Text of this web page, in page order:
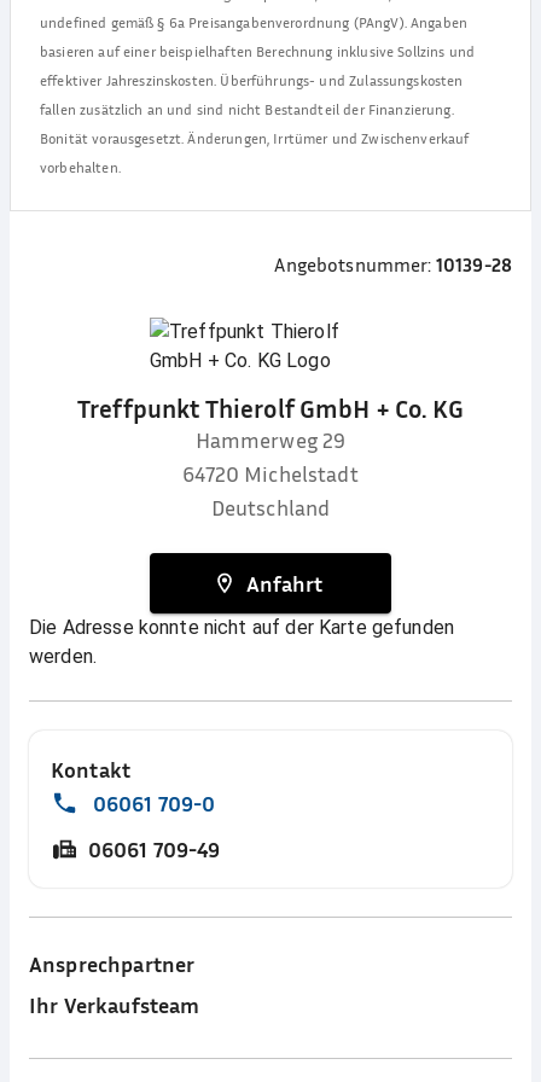
undefined gemäß § 6a Preisangabenverordnung (PAngV). Angaben
basieren auf einer beispielhaften Berechnung inklusive Sollzins und
effektiver Jahreszinskosten. Überführungs- und Zulassungskosten
fallen zusätzlich an und sind nicht Bestandteil der Finanzierung.
Bonität vorausgesetzt. Änderungen, Irrtümer und Zwischenverkauf
vorbehalten.
Angebotsnummer: 10139-28
Treffpunkt Thierolf GmbH + Co. KG
Hammerweg 29
64720 Michelstadt
Deutschland
Anfahrt
Die Adresse konnte nicht auf der Karte gefunden
werden.
Kontakt
06061 709-0
06061 709-49
Ansprechpartner
Ihr Verkaufsteam